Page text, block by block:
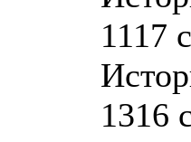
1117
1316